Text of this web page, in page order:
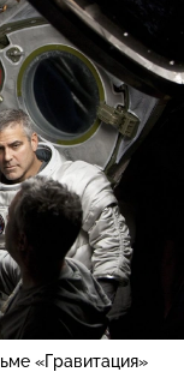
«Гравитация»